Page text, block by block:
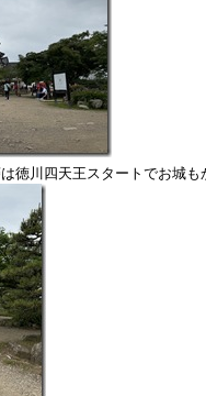
徳川四天王スタートでお城も